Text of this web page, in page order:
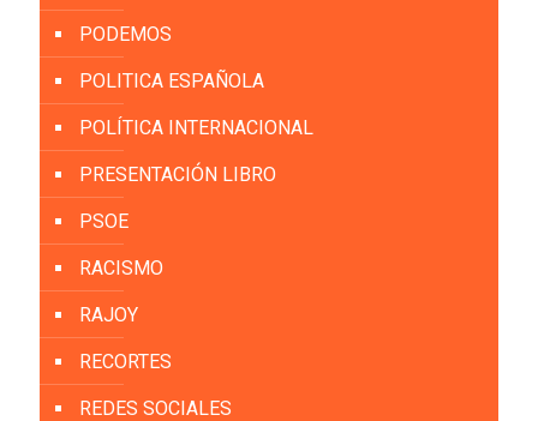
PODEMOS
POLITICA ESPAÑOLA
POLÍTICA INTERNACIONAL
PRESENTACIÓN LIBRO
PSOE
RACISMO
RAJOY
RECORTES
REDES SOCIALES